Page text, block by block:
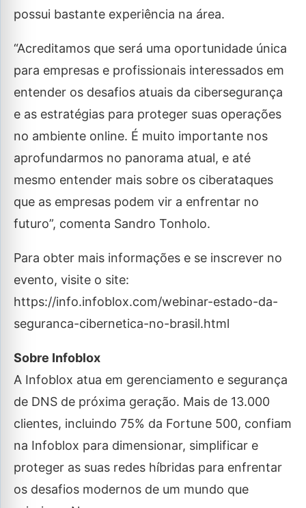
possui bastante experiência na área.
“Acreditamos que será uma oportunidade única
para empresas e profissionais interessados em
entender os desafios atuais da cibersegurança
e as estratégias para proteger suas operações
no ambiente online. É muito importante nos
aprofundarmos no panorama atual, e até
mesmo entender mais sobre os ciberataques
que as empresas podem vir a enfrentar no
futuro”, comenta Sandro Tonholo.
Para obter mais informações e se inscrever no
evento, visite o site:
https://info.infoblox.com/webinar-estado-da-
seguranca-cibernetica-no-brasil.html
Sobre Infoblox
A Infoblox atua em gerenciamento e segurança
de DNS de próxima geração. Mais de 13.000
clientes, incluindo 75% da Fortune 500, confiam
na Infoblox para dimensionar, simplificar e
proteger as suas redes híbridas para enfrentar
os desafios modernos de um mundo que